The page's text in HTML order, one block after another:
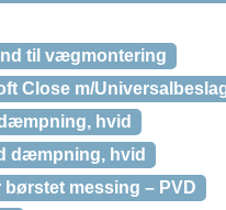
til vægmontering
Close m/
hvid
dæmpning, hvid
messing – PVD